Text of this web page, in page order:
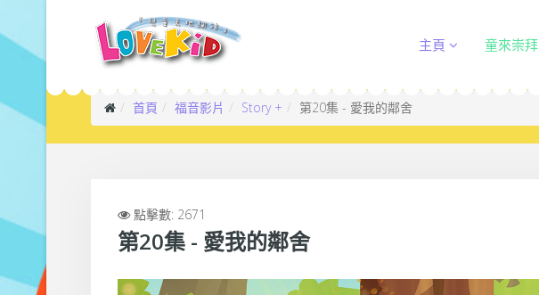
主頁 童來崇拜
首頁 福音影片 Story + 第20集 - 愛我的鄰舍
點擊數: 2671
第20集 - 愛我的鄰舍